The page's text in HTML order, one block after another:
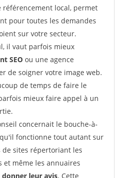
référencement local, permet
pour toutes les demandes
sur votre secteur.
il vaut parfois mieux
SEO ou une agence
de soigner votre image web.
de temps de faire le
mieux faire appel à un
concernait le bouche-à-
fonctionne tout autant sur
sites répertoriant les
et même les annuaires
donner leur avis. Cette